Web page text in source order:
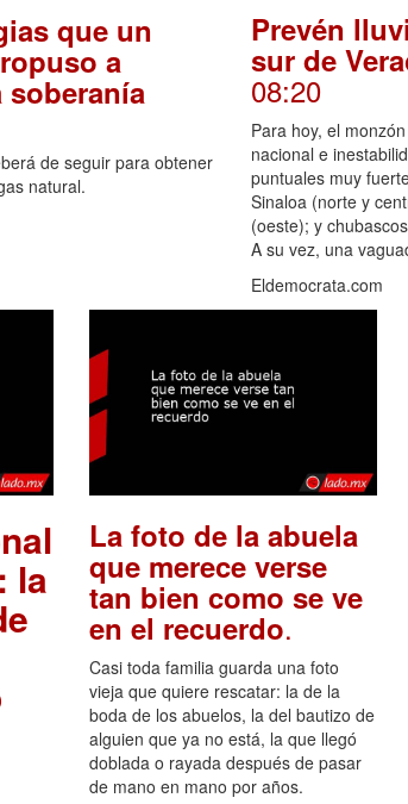
que un
a
soberanía
de seguir para obtener
natural.
Prevén
sur de
08:20
Para hoy, el
nacional e
puntuales muy
Sinaloa (norte y
(oeste); y
A su vez, una
Eldemocrata.com
la
La foto de la abuela
que merece verse
tan bien como se ve
en el recuerdo.
Casi toda familia guarda una foto
vieja que quiere rescatar: la de la
boda de los abuelos, la del bautizo de
alguien que ya no está, la que llegó
doblada o rayada después de pasar
de mano en mano por años.